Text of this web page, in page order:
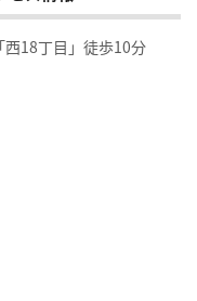
18丁目」徒歩10分